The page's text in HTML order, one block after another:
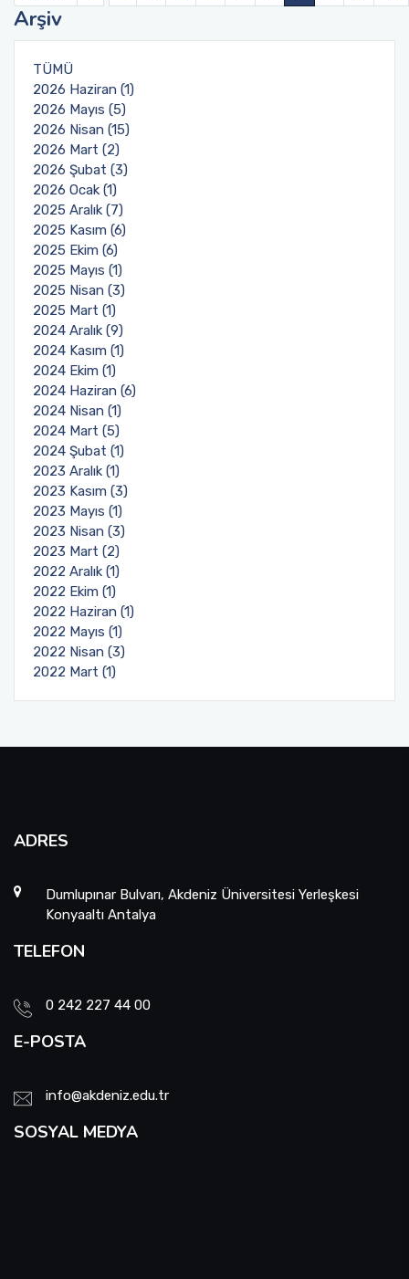
Arşiv
TÜMÜ
2026 Haziran (1)
2026 Mayıs (5)
2026 Nisan (15)
2026 Mart (2)
2026 Şubat (3)
2026 Ocak (1)
2025 Aralık (7)
2025 Kasım (6)
2025 Ekim (6)
2025 Mayıs (1)
2025 Nisan (3)
2025 Mart (1)
2024 Aralık (9)
2024 Kasım (1)
2024 Ekim (1)
2024 Haziran (6)
2024 Nisan (1)
2024 Mart (5)
2024 Şubat (1)
2023 Aralık (1)
2023 Kasım (3)
2023 Mayıs (1)
2023 Nisan (3)
2023 Mart (2)
2022 Aralık (1)
2022 Ekim (1)
2022 Haziran (1)
2022 Mayıs (1)
2022 Nisan (3)
2022 Mart (1)
ADRES
Dumlupınar Bulvarı, Akdeniz Üniversitesi Yerleşkesi
Konyaaltı Antalya
TELEFON
0 242 227 44 00
E-POSTA
info@akdeniz.edu.tr
SOSYAL MEDYA